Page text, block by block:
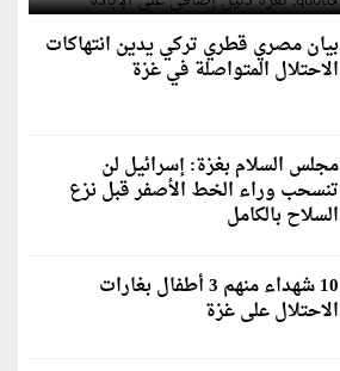
بيان مصري قطري تركي يدين انتهاكات
الاحتلال المتواصلة في غزة
مجلس السلام بغزة: إسرائيل لن
تنسحب وراء الخط الأصفر قبل نزع
السلاح بالكامل
10 شهداء منهم 3 أطفال بغارات
الاحتلال على غزة